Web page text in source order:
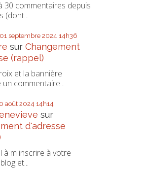
30 commentaires depuis
(dont...
septembre 2024 14h36
sur Changement
(rappel)
et la bannière
commentaire...
août 2024 14h14
sur
d'adresse
à m inscrire à votre
et...